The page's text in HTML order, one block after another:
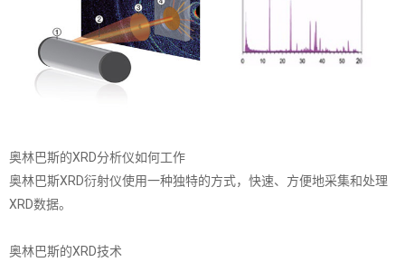
奥林巴斯的XRD分析仪如何工作
奥林巴斯XRD衍射仪使用一种独特的方式，快速、方便地采集和处理
XRD数据。
奥林巴斯的XRD技术